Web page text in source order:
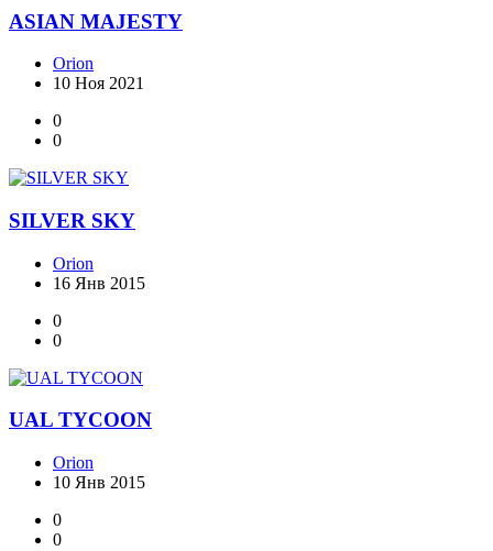
ASIAN MAJESTY
Orion
10 Ноя 2021
0
0
SILVER SKY
Orion
16 Янв 2015
0
0
UAL TYCOON
Orion
10 Янв 2015
0
0